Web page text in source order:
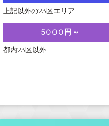
上記以外の23区エリア
5000円～
都内23区以外